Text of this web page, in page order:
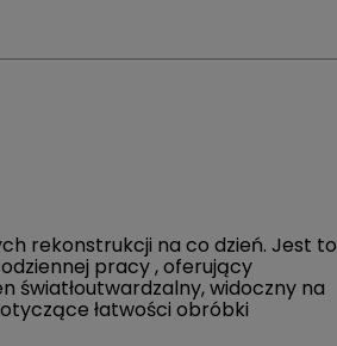
rekonstrukcji na co dzień. Jest to
pracy , oferujący
światłoutwardzalny, widoczny na
łatwości obróbki